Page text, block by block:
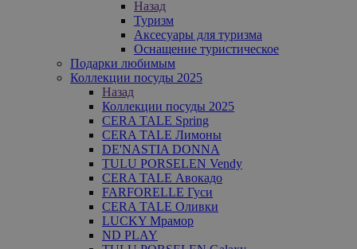
Назад
Туризм
Аксесуары для туризма
Оснащение туристическое
Подарки любимым
Коллекции посуды 2025
Назад
Коллекции посуды 2025
CERA TALE Spring
CERA TALE Лимоны
DE'NASTIA DONNA
TULU PORSELEN Vendy
CERA TALE Авокадо
FARFORELLE Гуси
CERA TALE Оливки
LUCKY Мрамор
ND PLAY